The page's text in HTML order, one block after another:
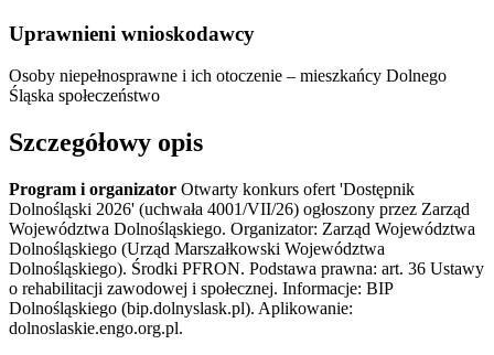
Uprawnieni wnioskodawcy
Osoby niepełnosprawne i ich otoczenie – mieszkańcy Dolnego
Śląska społeczeństwo
Szczegółowy opis
Program i organizator Otwarty konkurs ofert 'Dostępnik
Dolnośląski 2026' (uchwała 4001/VII/26) ogłoszony przez Zarząd
Województwa Dolnośląskiego. Organizator: Zarząd Województwa
Dolnośląskiego (Urząd Marszałkowski Województwa
Dolnośląskiego). Środki PFRON. Podstawa prawna: art. 36 Ustawy
o rehabilitacji zawodowej i społecznej. Informacje: BIP
Dolnośląskiego (bip.dolnyslask.pl). Aplikowanie:
dolnoslaskie.engo.org.pl.